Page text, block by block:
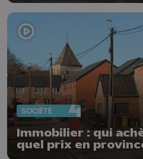
SOCIÉTÉ
Immobilier : qui
quel prix en